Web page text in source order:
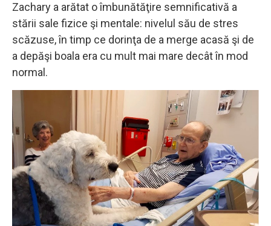
Zachary a arătat o îmbunătăţire semnificativă a
stării sale fizice şi mentale: nivelul său de stres
scăzuse, în timp ce dorinţa de a merge acasă şi de
a depăşi boala era cu mult mai mare decât în ​​mod
normal.